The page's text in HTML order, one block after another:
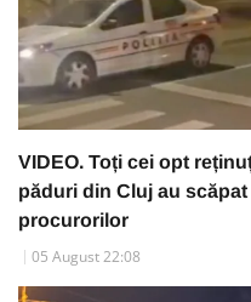
VIDEO. Toți cei opt
păduri din Cluj au
procurorilor
05 August 22:08